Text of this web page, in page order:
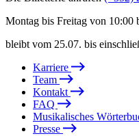
Montag bis Freitag von 10:00
bleibt vom 25.07. bis
Karriere
Team
Kontakt
FAQ
Musikalisches
Presse